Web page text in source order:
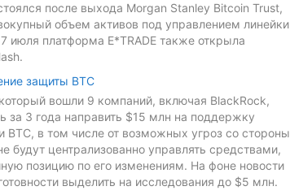
после выхода Morgan Stanley Bitcoin Trust,
объем активов под управлением линейки
июля платформа E*TRADE также открыла
защиты BTC
вошли 9 компаний, включая BlackRock,
за 3 года направить $15 млн на поддержку
BTC, в том числе от возможных угроз со стороны
будут централизованно управлять средствами,
позицию по его изменениям. На фоне новости
выделить на исследования до $5 млн.